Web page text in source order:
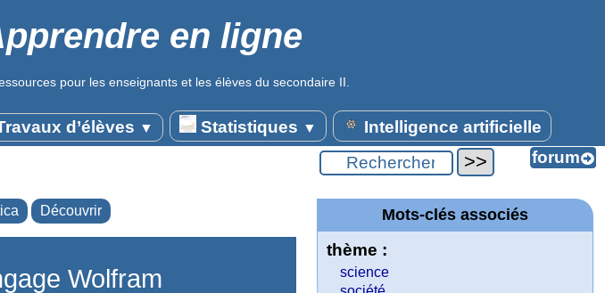
en ligne
pour les enseignants et les élèves du secondaire II.
d’élèves ▼ Statistiques ▼ Intelligence artificielle
Découvrir
Wolfram
Mots-clés associés
thème :
science